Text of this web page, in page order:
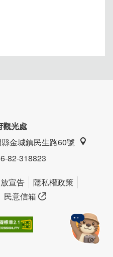
食不炙燒可告知）
飽滿，熟度掌握的恰到好
鎖在裏頭，湯底加入薑絲提
觀光處
金城鎮民生路60號
82-318823
宣告
隱私權政策
民意信箱